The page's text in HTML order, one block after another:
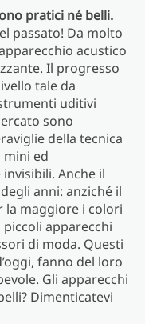
pratici né belli.
passato! Da molto
acustico
Il progresso
tale da
uditivi
sono
della tecnica
ed
Anche il
anni: anziché il
la maggiore i colori
apparecchi
di moda. Questi
fanno del loro
Gli apparecchi
Dimenticatevi